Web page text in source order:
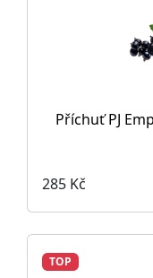
Příchuť PJ
285 Kč
TOP